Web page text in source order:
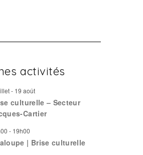
activités
- 19 août
culturelle – Secteur
Cartier
- 19h00
| Brise culturelle